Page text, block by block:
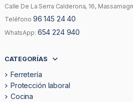
Calle De La Serra Calderona, 16,
Teléfono 96 145 24 40
WhatsApp: 654 224 940
CATEGORÍAS
Ferretería
Protección laboral
Cocina